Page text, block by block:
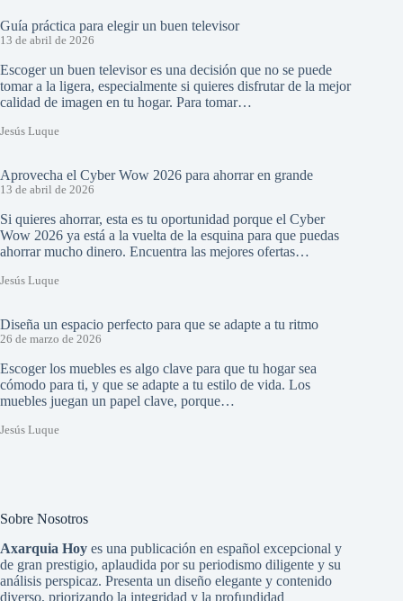
Guía práctica para elegir un buen televisor
13 de abril de 2026
Escoger un buen televisor es una decisión que no se puede
tomar a la ligera, especialmente si quieres disfrutar de la mejor
calidad de imagen en tu hogar. Para tomar…
Jesús Luque
Aprovecha el Cyber Wow 2026 para ahorrar en grande
13 de abril de 2026
Si quieres ahorrar, esta es tu oportunidad porque el Cyber
Wow 2026 ya está a la vuelta de la esquina para que puedas
ahorrar mucho dinero. Encuentra las mejores ofertas…
Jesús Luque
Diseña un espacio perfecto para que se adapte a tu ritmo
26 de marzo de 2026
Escoger los muebles es algo clave para que tu hogar sea
cómodo para ti, y que se adapte a tu estilo de vida. Los
muebles juegan un papel clave, porque…
Jesús Luque
Sobre Nosotros
Axarquia Hoy es una publicación en español excepcional y
de gran prestigio, aplaudida por su periodismo diligente y su
análisis perspicaz. Presenta un diseño elegante y contenido
diverso, priorizando la integridad y la profundidad